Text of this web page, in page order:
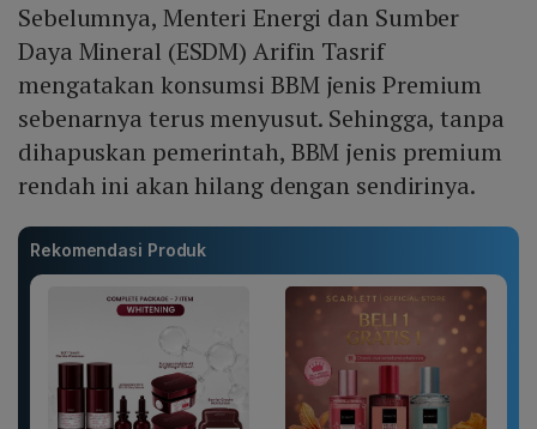
Sebelumnya, Menteri Energi dan Sumber
Daya Mineral (ESDM) Arifin Tasrif
mengatakan konsumsi BBM jenis Premium
sebenarnya terus menyusut. Sehingga, tanpa
dihapuskan pemerintah, BBM jenis premium
rendah ini akan hilang dengan sendirinya.
Rekomendasi Produk